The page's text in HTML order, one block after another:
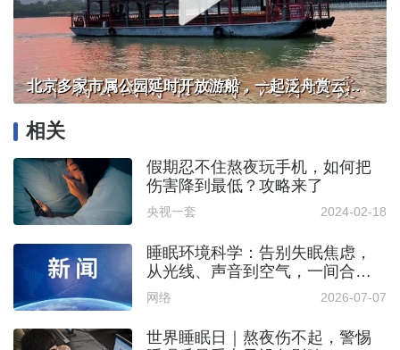
北京多家市属公园延时开放游船，一起泛舟赏云霞！
相关
假期忍不住熬夜玩手机，如何把
伤害降到最低？攻略来了
央视一套 2024-02-18
睡眠环境科学：告别失眠焦虑，
从光线、声音到空气，一间合格
的助眠卧室长什么样？
网络 2026-07-07
世界睡眠日｜熬夜伤不起，警惕